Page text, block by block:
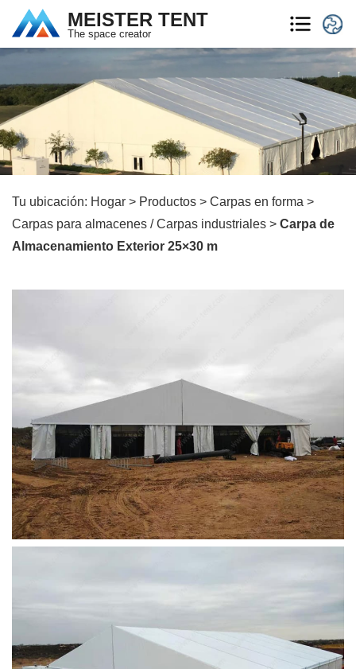
MEISTER TENT
The space creator
Tu ubicación: Hogar > Productos > Carpas en forma >
Carpas para almacenes / Carpas industriales > Carpa de
Almacenamiento Exterior 25×30 m